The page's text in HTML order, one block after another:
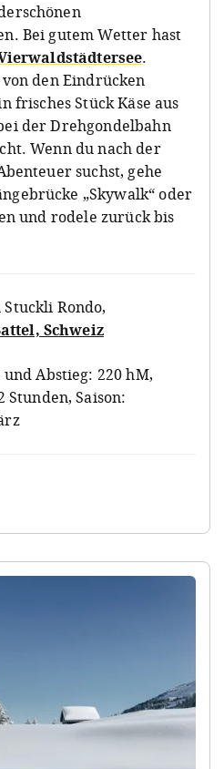
Bei gutem Wetter hast
.
den Eindrücken
frisches Stück Käse aus
der Drehgondelbahn
Wenn du nach der
suchst, gehe
„Skywalk“ oder
und rodele zurück bis
Rondo,
Schweiz
Abstieg: 220 hM,
Stunden, Saison: